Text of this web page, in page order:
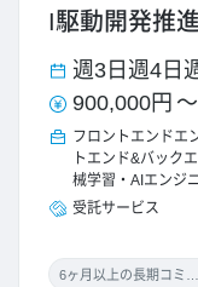
I駆動開発推
週3日 週4日
900,000円 ～
フロントエンドエ
トエンド&バック
械学習・AIエンジ
受託サービス